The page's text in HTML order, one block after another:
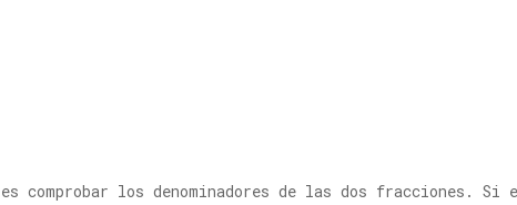
comprobar los denominadores de las dos fracciones. Si el